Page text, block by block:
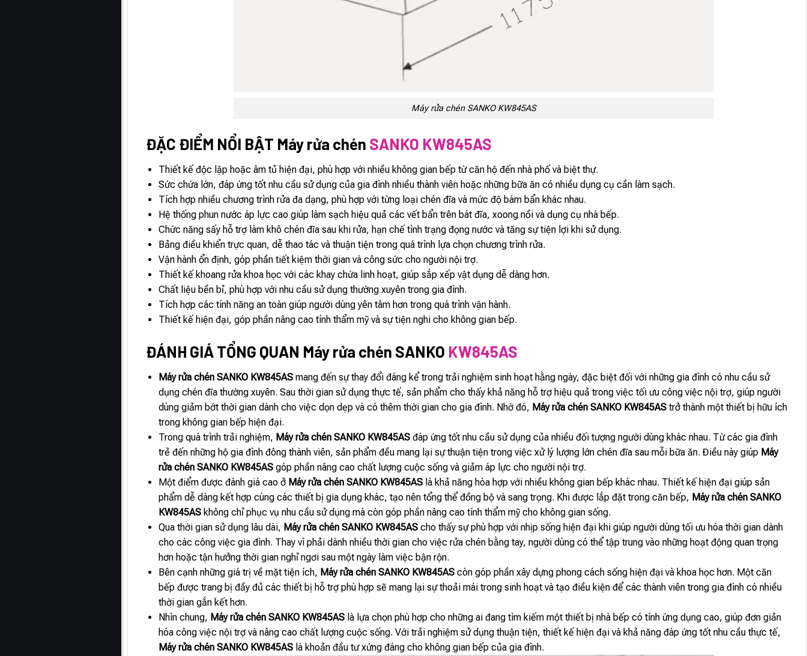
Máy rửa chén SANKO KW845AS
ĐẶC ĐIỂM NỔI BẬT Máy rửa chén SANKO KW845AS
Thiết kế độc lập hoặc âm tủ hiện đại, phù hợp với nhiều không gian bếp từ căn hộ đến nhà phố và biệt thự.
Sức chứa lớn, đáp ứng tốt nhu cầu sử dụng của gia đình nhiều thành viên hoặc những bữa ăn có nhiều dụng cụ cần làm sạch.
Tích hợp nhiều chương trình rửa đa dạng, phù hợp với từng loại chén đĩa và mức độ bám bẩn khác nhau.
Hệ thống phun nước áp lực cao giúp làm sạch hiệu quả các vết bẩn trên bát đĩa, xoong nồi và dụng cụ nhà bếp.
Chức năng sấy hỗ trợ làm khô chén đĩa sau khi rửa, hạn chế tình trạng đọng nước và tăng sự tiện lợi khi sử dụng.
Bảng điều khiển trực quan, dễ thao tác và thuận tiện trong quá trình lựa chọn chương trình rửa.
Vận hành ổn định, góp phần tiết kiệm thời gian và công sức cho người nội trợ.
Thiết kế khoang rửa khoa học với các khay chứa linh hoạt, giúp sắp xếp vật dụng dễ dàng hơn.
Chất liệu bền bỉ, phù hợp với nhu cầu sử dụng thường xuyên trong gia đình.
Tích hợp các tính năng an toàn giúp người dùng yên tâm hơn trong quá trình vận hành.
Thiết kế hiện đại, góp phần nâng cao tính thẩm mỹ và sự tiện nghi cho không gian bếp.
ĐÁNH GIÁ TỔNG QUAN Máy rửa chén SANKO KW845AS
Máy rửa chén SANKO KW845AS mang đến sự thay đổi đáng kể trong trải nghiệm sinh hoạt hằng ngày, đặc biệt đối với những gia đình có nhu cầu sử
dụng chén đĩa thường xuyên. Sau thời gian sử dụng thực tế, sản phẩm cho thấy khả năng hỗ trợ hiệu quả trong việc tối ưu công việc nội trợ, giúp người
dùng giảm bớt thời gian dành cho việc dọn dẹp và có thêm thời gian cho gia đình. Nhờ đó, Máy rửa chén SANKO KW845AS trở thành một thiết bị hữu ích
trong không gian bếp hiện đại.
Trong quá trình trải nghiệm, Máy rửa chén SANKO KW845AS đáp ứng tốt nhu cầu sử dụng của nhiều đối tượng người dùng khác nhau. Từ các gia đình
trẻ đến những hộ gia đình đông thành viên, sản phẩm đều mang lại sự thuận tiện trong việc xử lý lượng lớn chén đĩa sau mỗi bữa ăn. Điều này giúp Máy
rửa chén SANKO KW845AS góp phần nâng cao chất lượng cuộc sống và giảm áp lực cho người nội trợ.
Một điểm được đánh giá cao ở Máy rửa chén SANKO KW845AS là khả năng hòa hợp với nhiều không gian bếp khác nhau. Thiết kế hiện đại giúp sản
phẩm dễ dàng kết hợp cùng các thiết bị gia dụng khác, tạo nên tổng thể đồng bộ và sang trọng. Khi được lắp đặt trong căn bếp, Máy rửa chén SANKO
KW845AS không chỉ phục vụ nhu cầu sử dụng mà còn góp phần nâng cao tính thẩm mỹ cho không gian sống.
Qua thời gian sử dụng lâu dài, Máy rửa chén SANKO KW845AS cho thấy sự phù hợp với nhịp sống hiện đại khi giúp người dùng tối ưu hóa thời gian dành
cho các công việc gia đình. Thay vì phải dành nhiều thời gian cho việc rửa chén bằng tay, người dùng có thể tập trung vào những hoạt động quan trọng
hơn hoặc tận hưởng thời gian nghỉ ngơi sau một ngày làm việc bận rộn.
Bên cạnh những giá trị về mặt tiện ích, Máy rửa chén SANKO KW845AS còn góp phần xây dựng phong cách sống hiện đại và khoa học hơn. Một căn
bếp được trang bị đầy đủ các thiết bị hỗ trợ phù hợp sẽ mang lại sự thoải mái trong sinh hoạt và tạo điều kiện để các thành viên trong gia đình có nhiều
thời gian gắn kết hơn.
Nhìn chung, Máy rửa chén SANKO KW845AS là lựa chọn phù hợp cho những ai đang tìm kiếm một thiết bị nhà bếp có tính ứng dụng cao, giúp đơn giản
hóa công việc nội trợ và nâng cao chất lượng cuộc sống. Với trải nghiệm sử dụng thuận tiện, thiết kế hiện đại và khả năng đáp ứng tốt nhu cầu thực tế,
Máy rửa chén SANKO KW845AS là khoản đầu tư xứng đáng cho không gian bếp của gia đình.